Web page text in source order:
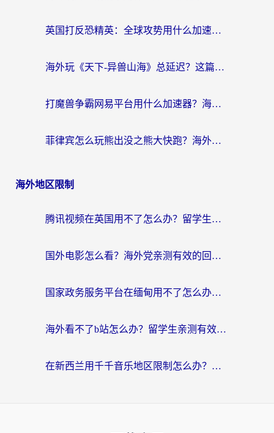
英国打反恐精英：全球攻势用什么加速器？2026年实测有效的国服游戏加速指南
海外玩《天下-异兽山海》总延迟？这篇延迟加速器指南帮你告别卡顿（附日本玩Sky光·遇最高警戒解决方案）
打魔兽争霸网易平台用什么加速器？海外党亲测有效的国服游戏加速指南
菲律宾怎么玩熊出没之熊大快跑？海外党国服游戏加速终极攻略（附3款热门游戏实测）
海外地区限制
腾讯视频在英国用不了怎么办？留学生亲测有效的回国加速器指南
国外电影怎么看？海外党亲测有效的回国加速器选择指南
国家政务服务平台在缅甸用不了怎么办？海外华人必看的回国加速全攻略
海外看不了b站怎么办？留学生亲测有效的回国加速器选择攻略，解决豆瓣音乐、美团外卖难题
在新西兰用千千音乐地区限制怎么办？海外华人必备的回国加速解决方案